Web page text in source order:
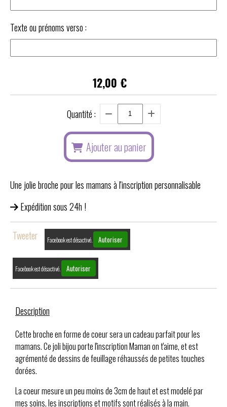
Texte ou prénoms verso :
12,00 €
Quantité :
Ajouter au panier
Une jolie broche pour les mamans à l'inscription personnalisable
Expédition sous 24h !
Tweeter Facebook est désactivé. Autoriser
Facebook est désactivé. Autoriser
Description
Cette broche en forme de coeur sera un cadeau parfait pour les
mamans. Ce joli bijou porte l'inscription Maman on t'aime, et est
agrémenté de dessins de feuillage réhaussés de petites touches
dorées.
La coeur mesure un peu moins de 3cm de haut et est modelé par
mes soins, les inscriptions et motifs sont réalisés à la main.